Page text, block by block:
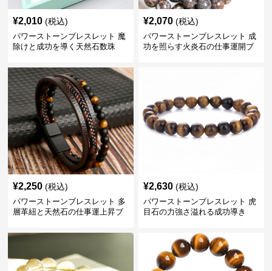
¥2,010 (税込)
パワーストーンブレスレット 魔
除けと成功を導く天然石数珠
¥2,070 (税込)
パワーストーンブレスレット 成
功を照らす火炎石の仕事運開ブ
¥2,250 (税込)
パワーストーンブレスレット 多
層革紐と天然石の仕事運上昇ブ
¥2,630 (税込)
パワーストーンブレスレット 虎
目石の力強さ溢れる成功導き